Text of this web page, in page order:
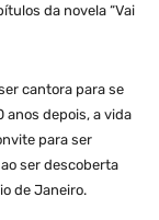
da novela “Vai
cantora para se
anos depois, a vida
para ser
ser descoberta
de Janeiro.